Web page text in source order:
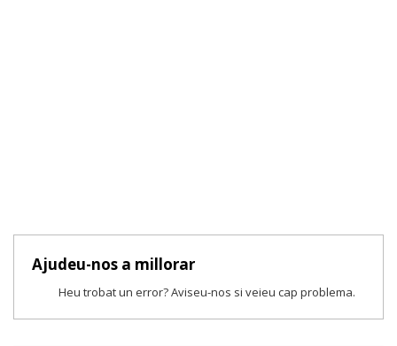
Ajudeu-nos a millorar
Heu trobat un error? Aviseu-nos si veieu cap problema.